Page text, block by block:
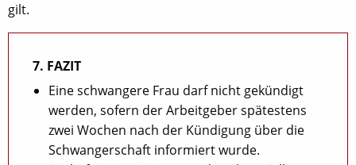
gilt.
7. FAZIT
Eine schwangere Frau darf nicht gekündigt
werden, sofern der Arbeitgeber spätestens
zwei Wochen nach der Kündigung über die
Schwangerschaft informiert wurde.